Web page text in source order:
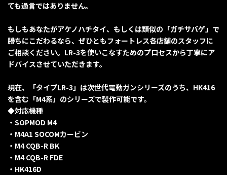
ても過言ではありません。
もしもあなたがアケノハチタイ、もしくは類似の「ガチサバゲ」で
勝ちにこだわるなら、ぜひともフォートレス各店舗のスタッフに
ご相談ください。LR-3を使いこなすためのプロセスから丁寧にア
ドバイスさせていただきます。
現在、「タイプLR-3」は次世代電動ガンシリーズのうち、HK416
を含む「M4系」のシリーズで製作可能です。
◆対応機種
・SOPMOD M4
・M4A1 SOCOMカービン
・M4 CQB-R BK
・M4 CQB-R FDE
・HK416D